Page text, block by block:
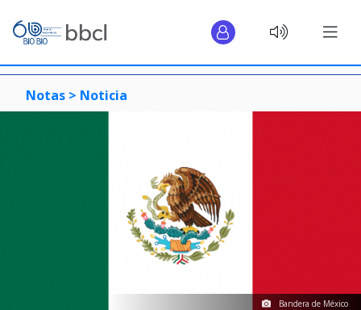
Notas > Noticia
Bandera de México